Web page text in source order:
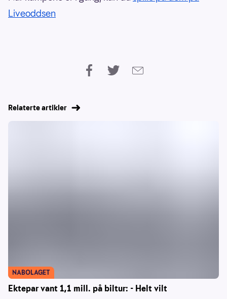
Liveoddsen
Relaterte artikler
Ektepar vant 1,1 mill. på biltur: - Helt vilt
NABOLAGET